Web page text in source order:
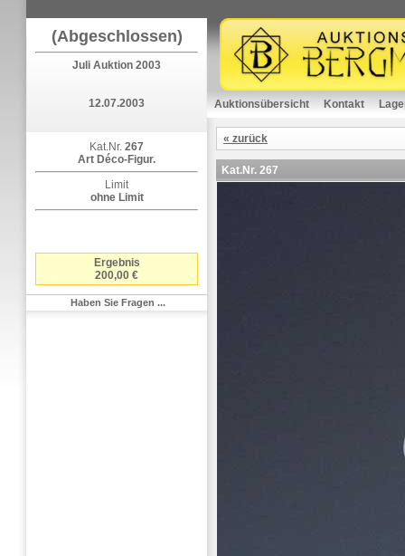
(Abgeschlossen)
Juli Auktion 2003
12.07.2003
Kat.Nr. 267
Art Déco-Figur.
Limit
ohne Limit
Ergebnis
200,00 €
Haben Sie Fragen ...
Auktionsübersicht Kontakt
« zurück
Kat.Nr. 267